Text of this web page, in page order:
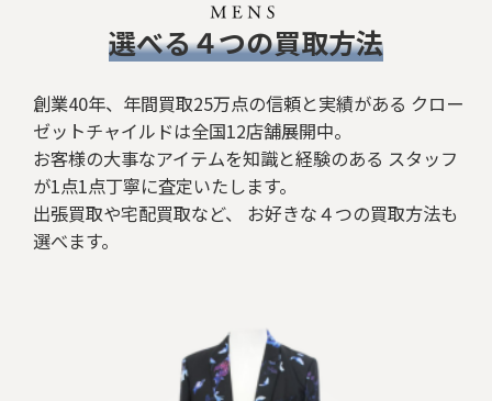
​選べる４つの買取方法
創業40年、年間買取25万点の信頼と実績がある クロー
ゼットチャイルドは全国12店舗展開中。
お客様の大事なアイテムを知識と経験のある スタッフ
が1点1点丁寧に査定いたします。
出張買取や宅配買取など、 お好きな４つの買取方法も
選べます。